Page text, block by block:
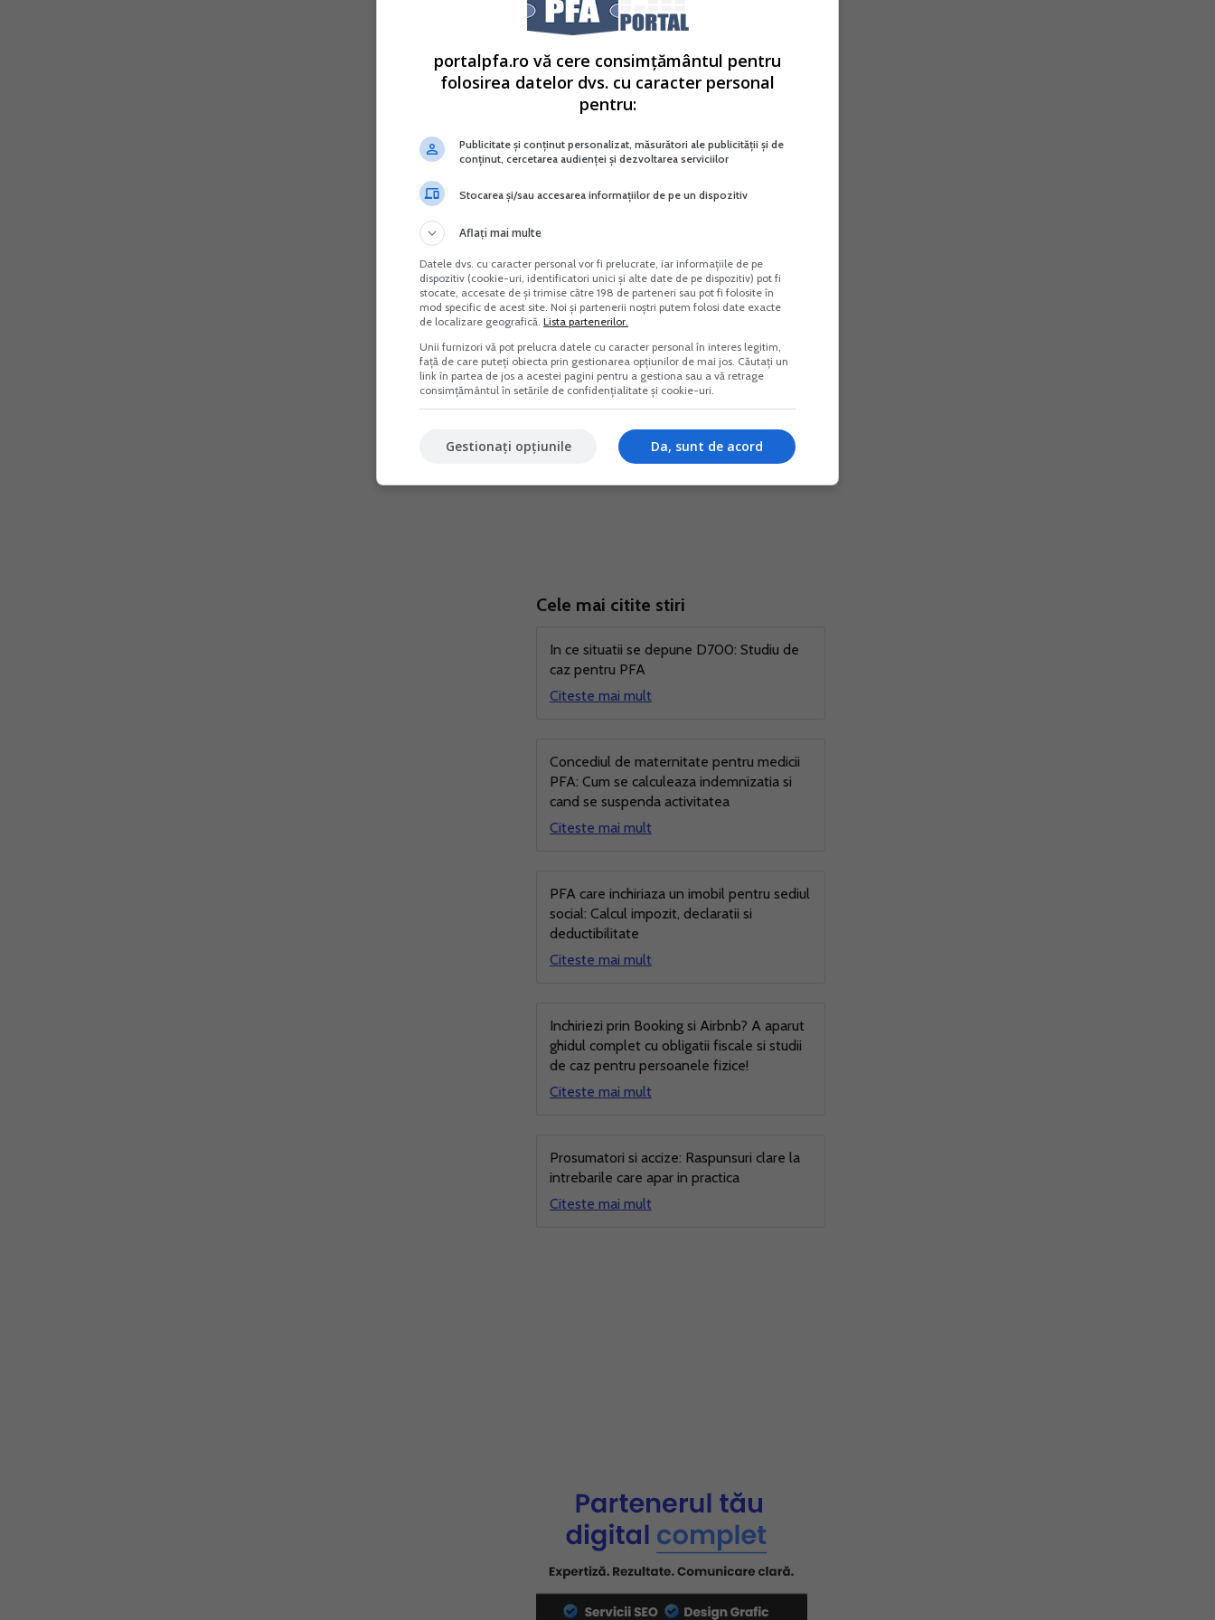
Cele mai citite stiri
In ce situatii se depune D700: Studiu de
caz pentru PFA
Citeste mai mult
Concediul de maternitate pentru medicii
PFA: Cum se calculeaza indemnizatia si
cand se suspenda activitatea
Citeste mai mult
PFA care inchiriaza un imobil pentru sediul
social: Calcul impozit, declaratii si
deductibilitate
Citeste mai mult
Inchiriezi prin Booking si Airbnb? A aparut
ghidul complet cu obligatii fiscale si studii
de caz pentru persoanele fizice!
Citeste mai mult
Prosumatori si accize: Raspunsuri clare la
intrebarile care apar in practica
Citeste mai mult
portalpfa.ro vă cere consimțământul pentru
folosirea datelor dvs. cu caracter personal
pentru:
Publicitate și conținut personalizat, măsurători ale publicității și de
conținut, cercetarea audienței și dezvoltarea serviciilor
Stocarea și/sau accesarea informațiilor de pe un dispozitiv
Aflați mai multe
Datele dvs. cu caracter personal vor fi prelucrate, iar informațiile de pe
dispozitiv (cookie-uri, identificatori unici și alte date de pe dispozitiv) pot fi
stocate, accesate de și trimise către 198 de parteneri sau pot fi folosite în
mod specific de acest site. Noi și partenerii noștri putem folosi date exacte
de localizare geografică. Lista partenerilor.
Unii furnizori vă pot prelucra datele cu caracter personal în interes legitim,
față de care puteți obiecta prin gestionarea opțiunilor de mai jos. Căutați un
link în partea de jos a acestei pagini pentru a gestiona sau a vă retrage
consimțământul în setările de confidențialitate și cookie-uri.
Da, sunt de acord
Gestionați opțiunile